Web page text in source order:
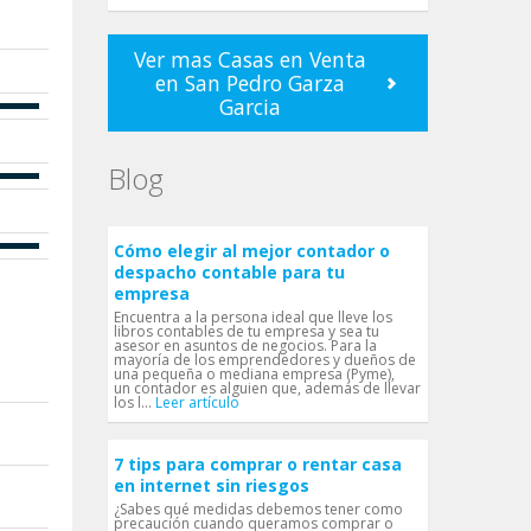
Ver mas Casas en Venta
en San Pedro Garza
Garci­a
Blog
Cómo elegir al mejor contador o
despacho contable para tu
empresa
Encuentra a la persona ideal que lleve los
libros contables de tu empresa y sea tu
asesor en asuntos de negocios. Para la
mayoría de los emprendedores y dueños de
una pequeña o mediana empresa (Pyme),
un contador es alguien que, además de llevar
los l... Leer artículo
7 tips para comprar o rentar casa
en internet sin riesgos
¿Sabes qué medidas debemos tener como
precaución cuando queramos comprar o